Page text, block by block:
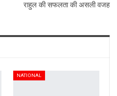
राहुल की सफलता की असली वजह
NATIONAL